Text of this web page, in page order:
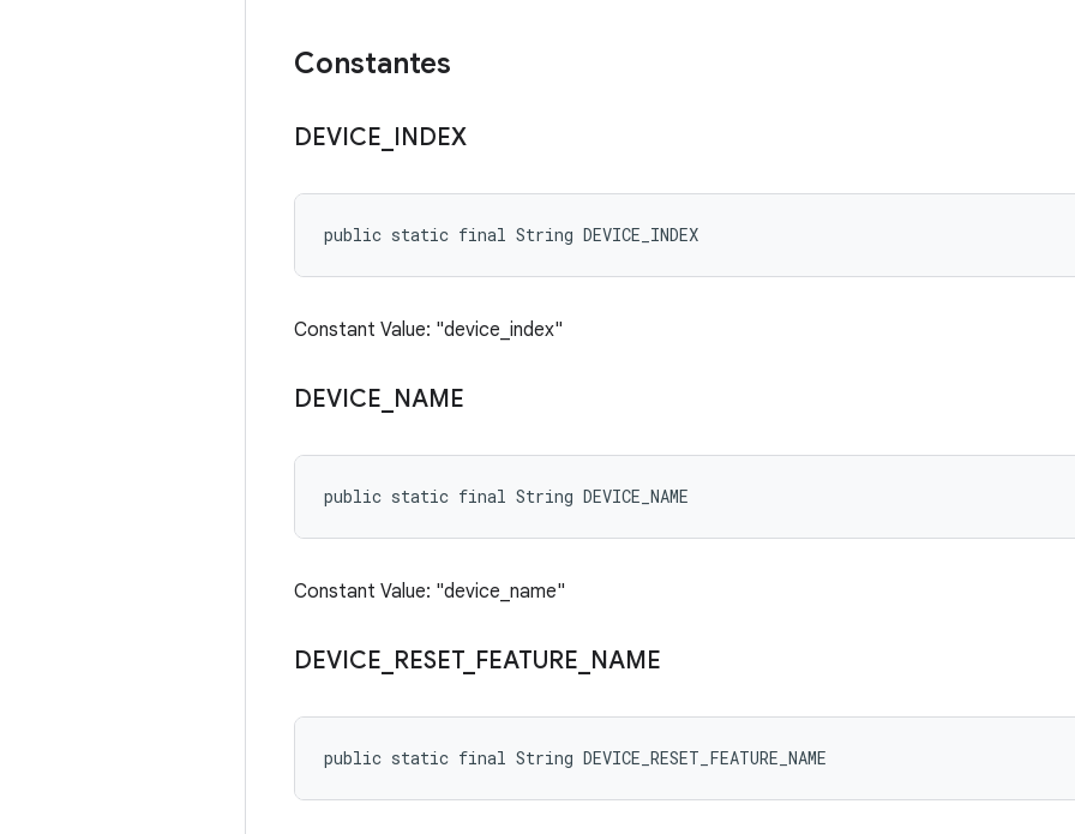
Constantes
DEVICE INDEX
public static final String DEVICE_INDEX
Constant Value: "device_index"
DEVICE NAME
public static final String DEVICE_NAME
Constant Value: "device_name"
DEVICE RESET_ FEATURE NAME
public static final String DEVICE_RESET_FEATURE_NAME